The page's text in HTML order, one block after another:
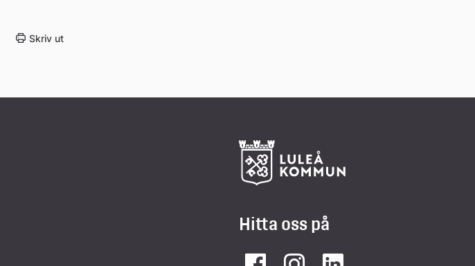
Skriv ut
Hitta oss på